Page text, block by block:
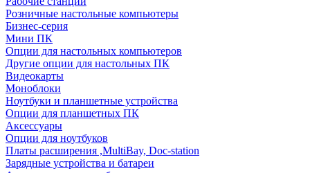
Розничные настольные компьютеры
Бизнес-серия
Мини ПК
Опции для настольных компьютеров
Другие опции для настольных ПК
Видеокарты
Моноблоки
Ноутбуки и планшетные устройства
Опции для планшетных ПК
Аксессуары
Опции для ноутбуков
Платы расширения ,MultiBay, Doc-station
Зарядные устройства и батареи